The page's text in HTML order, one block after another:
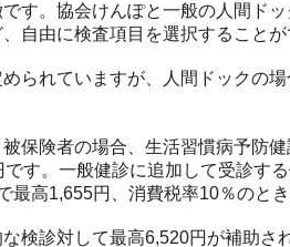
す。協会けんぽと一般の人間ド
自由に検査項目を選択することが
られていますが、人間ドックの
保険者の場合、生活習慣病予防
す。一般健診に追加して受診す
高1,655円、消費税率10％のと
検診対して最高6,520円が補助